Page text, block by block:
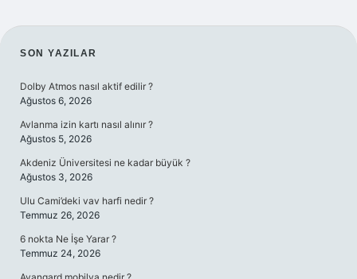
SIDEBAR
SON YAZILAR
Dolby Atmos nasıl aktif edilir ?
Ağustos 6, 2026
Avlanma izin kartı nasıl alınır ?
Ağustos 5, 2026
Akdeniz Üniversitesi ne kadar büyük ?
Ağustos 3, 2026
Ulu Cami’deki vav harfi nedir ?
Temmuz 26, 2026
6 nokta Ne İşe Yarar ?
Temmuz 24, 2026